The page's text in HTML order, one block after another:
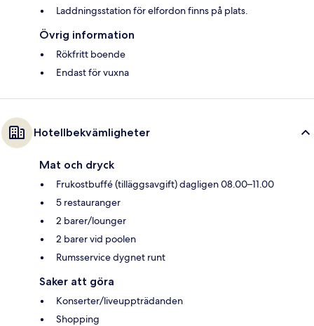
Laddningsstation för elfordon finns på plats.
Övrig information
Rökfritt boende
Endast för vuxna
Hotellbekvämligheter
Mat och dryck
Frukostbuffé (tilläggsavgift) dagligen 08.00–11.00
5 restauranger
2 barer/lounger
2 barer vid poolen
Rumsservice dygnet runt
Saker att göra
Konserter/liveuppträdanden
Shopping